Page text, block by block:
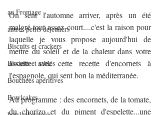
au Fromage
autres petits déjeuners
Biscuits et crackers
Biscuits et sablés
Bouchées apéritives
Bowlcakes
On sent l'automne arriver, après un été
malgré tout assez court....c'est la raison pour
laquelle je vous propose aujourd'hui de
mettre du soleil et de la chaleur dans votre
assiette avec cette recette d'encornets à
l'espagnole, qui sent bon la méditerranée.
Au programme : des encornets, de la tomate,
du chorizo et du piment d'espelette...une